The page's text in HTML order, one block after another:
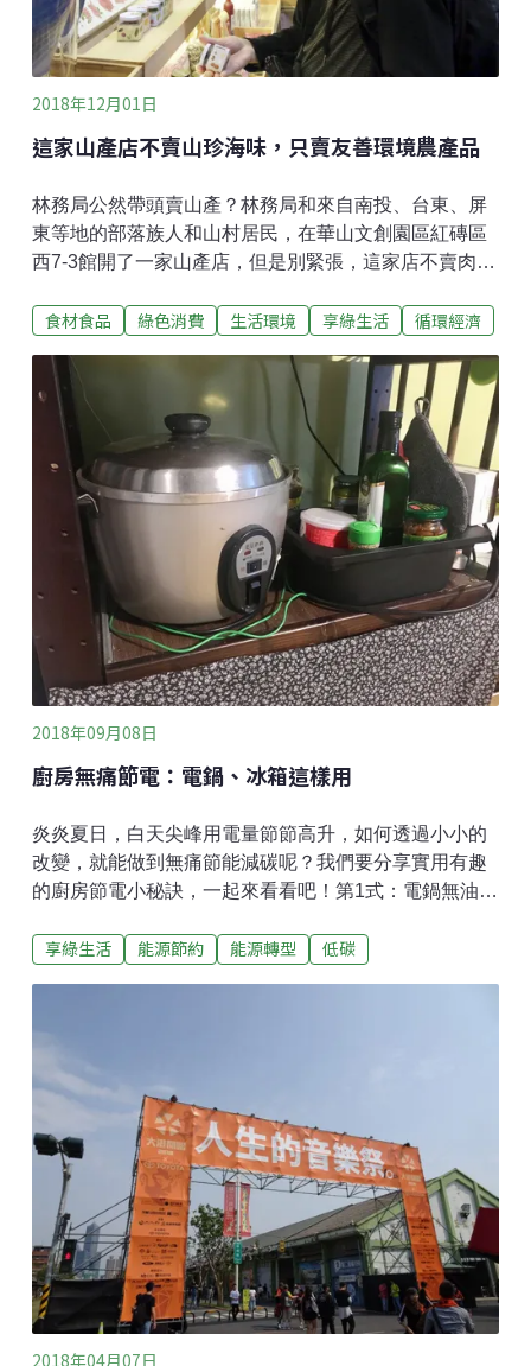
議題的「社團法人台灣環境資訊協會」，以及服務口腔
癌病友的「財團法人陽光社
2018年12月01日
這家山產店不賣山珍海味，只賣友善環境農產品
林務局公然帶頭賣山產？林務局和來自南投、台東、屏
東等地的部落族人和山村居民，在華山文創園區紅磚區
西7-3館開了一家山產店，但是別緊張，這家店不賣肉，
及在地植物製成的工藝品，推廣山村經濟，展售時間至
的愛林務局去年開始「山村綠色經濟永續發展計畫」，
與原鄉部落和山村社區合作，以友善環境方式，栽培當
地傳統作物、採集森林主、副產物，發展兼具地方特色
與傳統文化商品，山產店便匯集了超過15個山村社區的
心血結晶。這些產品不僅飽含在地智慧，也有許多感人
小故事，臺東縣海端鄉崁頂部落「小鳥follow米」品牌推
出的小米、紅藜喜米禮盒，就見證了一段浪漫的宅急便
愛情故事以及母親對女兒的愛。「部落辦喜宴都是辦
桌、去餐廳吃，但我想要有部落特色，所以親自種了小
米，收成時當成女兒結婚禮物。」Savi是布農族人，女
兒Lang
食材食品 綠色消費 生活環境 享綠生活 循環經濟
2018年09月08日
廚房無痛節電：電鍋、冰箱這樣用
炎炎夏日，白天尖峰用電量節節高升，如何透過小小的
改變，就能做到無痛節能減碳呢？我們要分享實用有趣
的廚房節電小秘訣，一起來看看吧！第1式：電鍋無油煙
瓦，用這4招省下烹飪用電！煮飯前先浸泡30分鐘，縮
菜（如高麗菜、絲瓜等）、菇或根莖類。＊終極秘密武
器：若時間許可，用燜燒鍋更省能！第2式：省能冰箱整
理術冰箱是家中唯一24小時不斷電的家電，最耗能的就
是打開冰箱找東西的時候，關鍵秘技就是「減少冰箱開
門的時間」：使用保鮮盒袋/盒＋標籤，可依照不同食物
種類或每餐分量分裝。在冰箱門外貼上食物位置圖。自
製簡易塑膠門簾，可減少約一半的冷空氣外洩。
享綠生活 能源節約 能源轉型 低碳
2018年04月07日